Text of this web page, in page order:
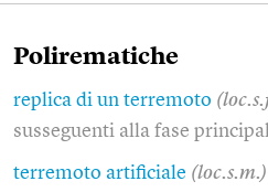
Polirematiche
replica di un terremoto
susseguenti alla fase
terremoto artificiale (loc.s.m.)